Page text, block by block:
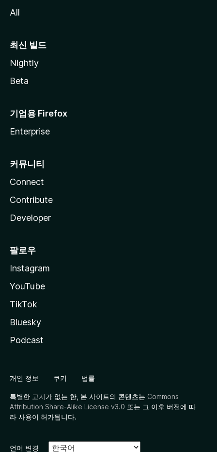
All
최신 빌드
Nightly
Beta
기업용 Firefox
Enterprise
커뮤니티
Connect
Contribute
Developer
팔로우
Instagram
YouTube
TikTok
Bluesky
Podcast
개인 정보 쿠키 법률
특별한 고지가 없는 한, 본 사이트의 콘텐츠는 Commons
Attribution Share-Alike License v3.0 또는 그 이후 버전에 따
라 사용이 허가됩니다.
언어 변경